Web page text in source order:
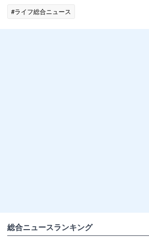
#ライフ総合ニュース
総合ニュースランキング